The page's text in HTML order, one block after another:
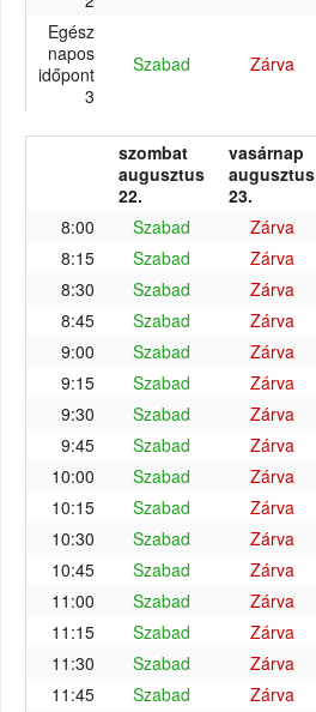
Egész
napos
időpont
3
Szabad Zárva
szombat
augusztus
22.
vasárnap
augusztus
23.
8:00
Szabad Zárva
8:15
Szabad Zárva
8:30
Szabad Zárva
8:45
Szabad Zárva
9:00
Szabad Zárva
9:15
Szabad Zárva
9:30
Szabad Zárva
9:45
Szabad Zárva
10:00
Szabad Zárva
10:15
Szabad Zárva
10:30
Szabad Zárva
10:45
Szabad Zárva
11:00
Szabad Zárva
11:15
Szabad Zárva
11:30
Szabad Zárva
11:45
Szabad Zárva